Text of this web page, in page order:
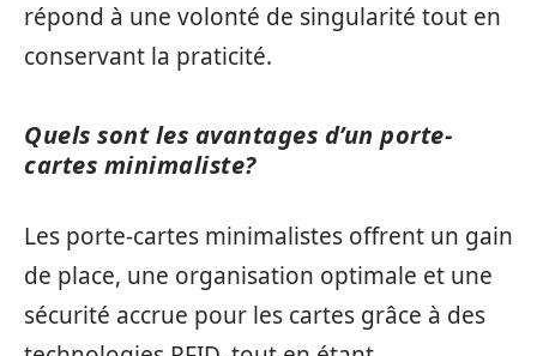
répond à une volonté de singularité tout en
conservant la praticité.
Quels sont les avantages d’un porte-
cartes minimaliste?
Les porte-cartes minimalistes offrent un gain
de place, une organisation optimale et une
sécurité accrue pour les cartes grâce à des